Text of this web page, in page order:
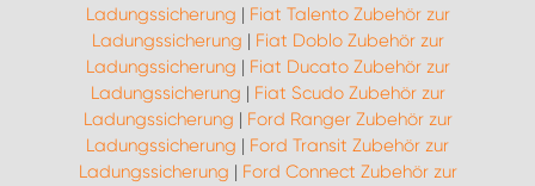
Ladungssicherung | Fiat Talento Zubehör zur
Ladungssicherung | Fiat Doblo Zubehör zur
Ladungssicherung | Fiat Ducato Zubehör zur
Ladungssicherung | Fiat Scudo Zubehör zur
Ladungssicherung | Ford Ranger Zubehör zur
Ladungssicherung | Ford Transit Zubehör zur
Ladungssicherung | Ford Connect Zubehör zur